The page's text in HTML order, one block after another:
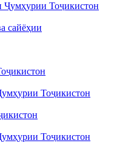
Ҷумҳурии Тоҷикистон
сайёҳии
Тоҷикистон
Тоҷикистон